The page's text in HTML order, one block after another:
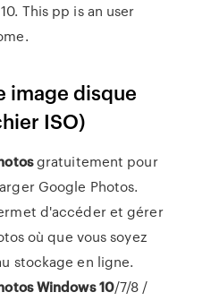
This pp is an user
image disque
ISO)
gratuitement pour
Google Photos.
d'accéder et gérer
où que vous soyez
stockage en ligne.
Windows 10/7/8 /